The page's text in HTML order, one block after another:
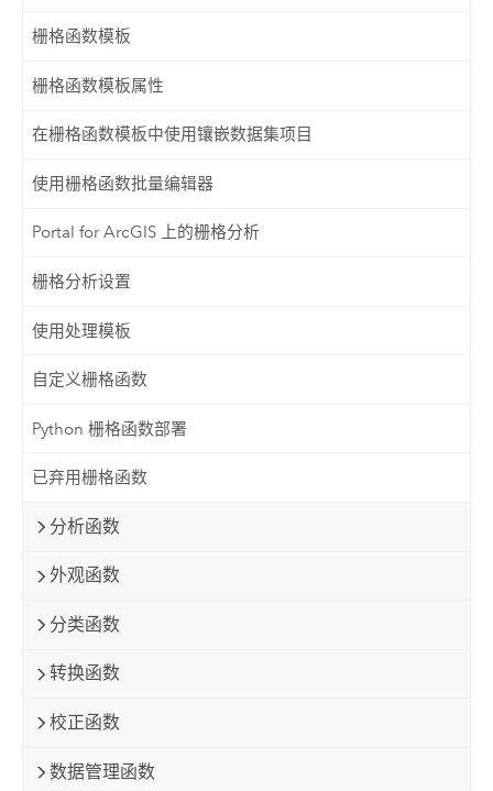
栅格函数模板
栅格函数模板属性
在栅格函数模板中使用镶嵌数据集项目
使用栅格函数批量编辑器
Portal for ArcGIS 上的栅格分析
栅格分析设置
使用处理模板
自定义栅格函数
Python 栅格函数部署
已弃用栅格函数
分析函数
外观函数
分类函数
转换函数
校正函数
数据管理函数